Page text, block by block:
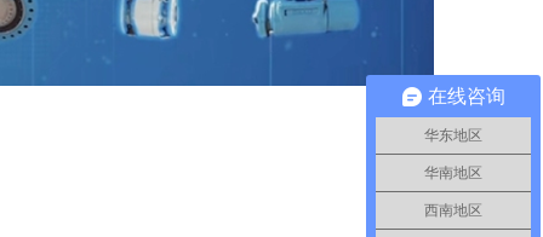
在线咨询
华东地区
华南地区
西南地区